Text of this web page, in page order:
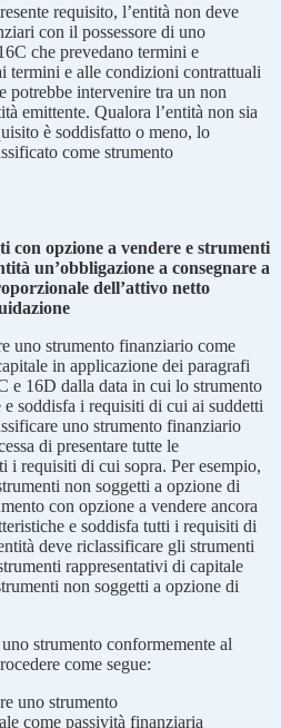
requisito, l’entità non deve
con il possessore di uno
che prevedano termini e
termini e alle condizioni contrattuali
potrebbe intervenire tra un non
emittente. Qualora l’entità non sia
è soddisfatto o meno, lo
come strumento
con opzione a vendere e strumenti
un’obbligazione a consegnare a
dell’attivo netto
uno strumento finanziario come
in applicazione dei paragrafi
e 16D dalla data in cui lo strumento
e soddisfa i requisiti di cui ai suddetti
uno strumento finanziario
di presentare tutte le
i requisiti di cui sopra. Per esempio,
non soggetti a opzione di
con opzione a vendere ancora
e soddisfa tutti i requisiti di
deve riclassificare gli strumenti
rappresentativi di capitale
non soggetti a opzione di
strumento conformemente al
come segue:
uno strumento
come passività finanziaria